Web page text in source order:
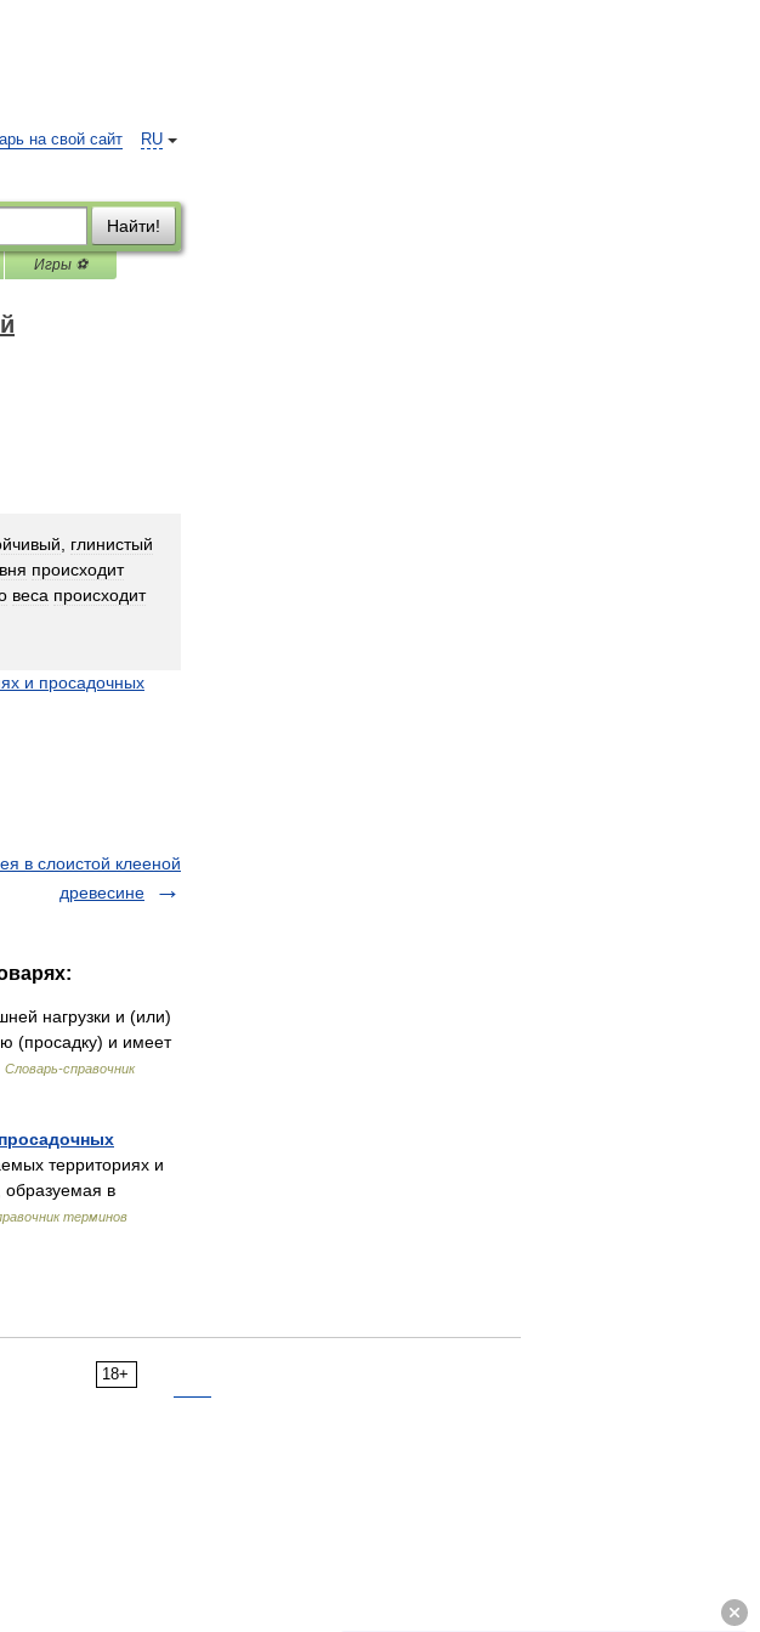
RU
на свой сайт
Найти!
Игры ⚽
глинистый
происходит
веса происходит
и просадочных
в слоистой клееной
древесине
нагрузки и (или)
(просадку) и имеет
Словарь-справочник
территориях и
образуемая в
терминов
18+